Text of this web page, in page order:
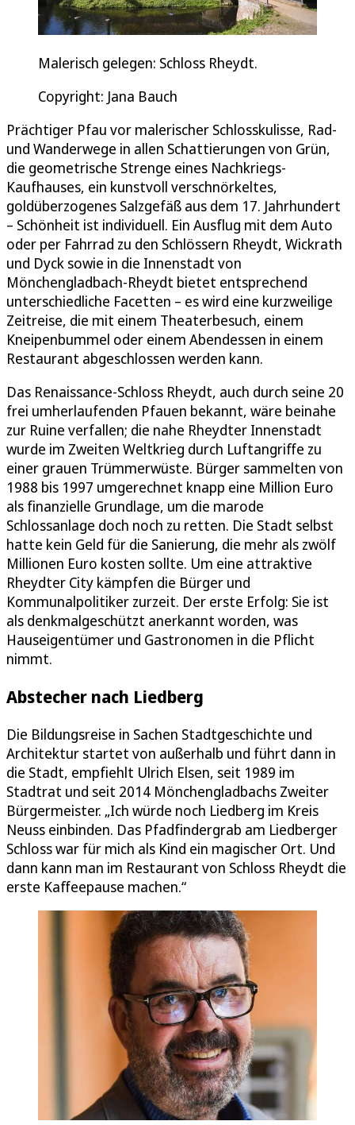
Malerisch gelegen: Schloss Rheydt.
Copyright: Jana Bauch
Prächtiger Pfau vor malerischer Schlosskulisse, Rad-
und Wanderwege in allen Schattierungen von Grün,
die geometrische Strenge eines Nachkriegs-
Kaufhauses, ein kunstvoll verschnörkeltes,
goldüberzogenes Salzgefäß aus dem 17. Jahrhundert
– Schönheit ist individuell. Ein Ausflug mit dem Auto
oder per Fahrrad zu den Schlössern Rheydt, Wickrath
und Dyck sowie in die Innenstadt von
Mönchengladbach-Rheydt bietet entsprechend
unterschiedliche Facetten – es wird eine kurzweilige
Zeitreise, die mit einem Theaterbesuch, einem
Kneipenbummel oder einem Abendessen in einem
Restaurant abgeschlossen werden kann.
Das Renaissance-Schloss Rheydt, auch durch seine 20
frei umherlaufenden Pfauen bekannt, wäre beinahe
zur Ruine verfallen; die nahe Rheydter Innenstadt
wurde im Zweiten Weltkrieg durch Luftangriffe zu
einer grauen Trümmerwüste. Bürger sammelten von
1988 bis 1997 umgerechnet knapp eine Million Euro
als finanzielle Grundlage, um die marode
Schlossanlage doch noch zu retten. Die Stadt selbst
hatte kein Geld für die Sanierung, die mehr als zwölf
Millionen Euro kosten sollte. Um eine attraktive
Rheydter City kämpfen die Bürger und
Kommunalpolitiker zurzeit. Der erste Erfolg: Sie ist
als denkmalgeschützt anerkannt worden, was
Hauseigentümer und Gastronomen in die Pflicht
nimmt.
Abstecher nach Liedberg
Die Bildungsreise in Sachen Stadtgeschichte und
Architektur startet von außerhalb und führt dann in
die Stadt, empfiehlt Ulrich Elsen, seit 1989 im
Stadtrat und seit 2014 Mönchengladbachs Zweiter
Bürgermeister. „Ich würde noch Liedberg im Kreis
Neuss einbinden. Das Pfadfindergrab am Liedberger
Schloss war für mich als Kind ein magischer Ort. Und
dann kann man im Restaurant von Schloss Rheydt die
erste Kaffeepause machen.“